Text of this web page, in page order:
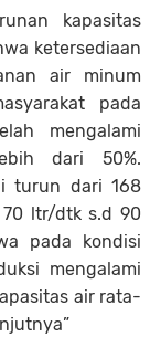
kapasitas
ketersediaan
air minum
pada
mengalami
dari 50%.
turun dari 168
70 ltr/dtk s.d 90
pada kondisi
mengalami
air rata-